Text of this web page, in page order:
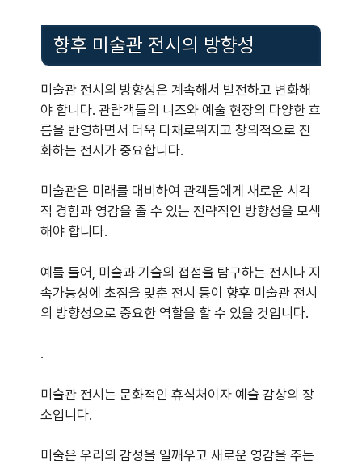
향후 미술관 전시의 방향성
미술관 전시의 방향성은 계속해서 발전하고 변화해
야 합니다. 관람객들의 니즈와 예술 현장의 다양한 흐
름을 반영하면서 더욱 다채로워지고 창의적으로 진
화하는 전시가 중요합니다.
미술관은 미래를 대비하여 관객들에게 새로운 시각
적 경험과 영감을 줄 수 있는 전략적인 방향성을 모색
해야 합니다.
예를 들어, 미술과 기술의 접점을 탐구하는 전시나 지
속가능성에 초점을 맞춘 전시 등이 향후 미술관 전시
의 방향성으로 중요한 역할을 할 수 있을 것입니다.
.
미술관 전시는 문화적인 휴식처이자 예술 감상의 장
소입니다.
미술은 우리의 감성을 일깨우고 새로운 영감을 주는